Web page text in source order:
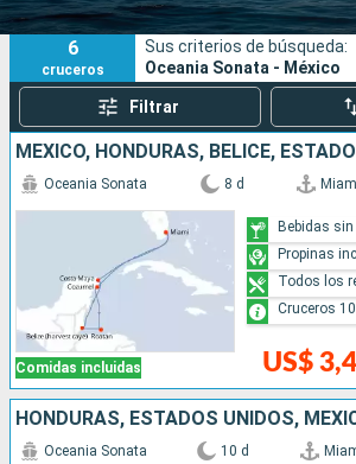
6
cruceros
Sus criterios de búsqueda:
Oceania Sonata - México
Filtrar
Comidas incluidas
Oceania Sonata 8 d
US$
Bebidas
Propinas
Todos los
Cruceros
Oceania Sonata 10 d